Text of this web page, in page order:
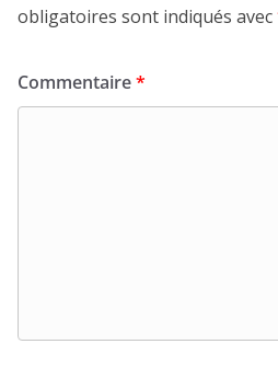
obligatoires sont indiqués avec
Commentaire*